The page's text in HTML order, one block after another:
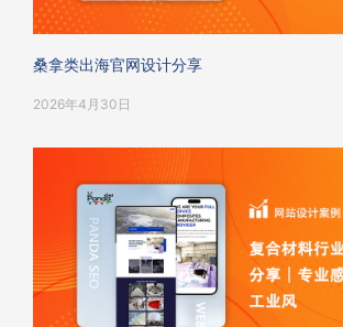
桑拿类出海官网设计分享
2026年4月30日